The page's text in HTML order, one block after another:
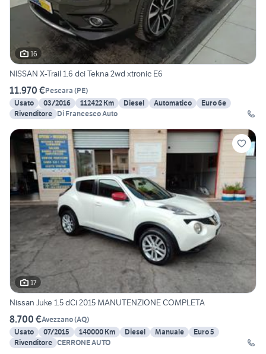
16
NISSAN X-Trail 1.6 dci Tekna 2wd xtronic E6
11.970 €Pescara (PE)
Usato
03/2016 112422 Km Diesel Automatico
Euro 6e
Rivenditore Di Francesco Auto
17
Nissan Juke 1.5 dCi 2015 MANUTENZIONE COMPLETA
8.700 €Avezzano(AQ)
Usato
07/2015 140000 Km Diesel Manuale
Euro 5
Rivenditore CERRONE AUTO